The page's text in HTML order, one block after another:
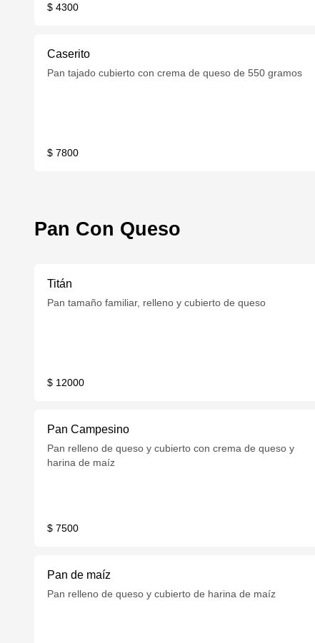
$ 4300
Caserito
Pan tajado cubierto con crema de queso de 550 gramos
$ 7800
Pan Con Queso
Titán
Pan tamaño familiar, relleno y cubierto de queso
$ 12000
Pan Campesino
Pan relleno de queso y cubierto con crema de queso y
harina de maíz
$ 7500
Pan de maíz
Pan relleno de queso y cubierto de harina de maíz